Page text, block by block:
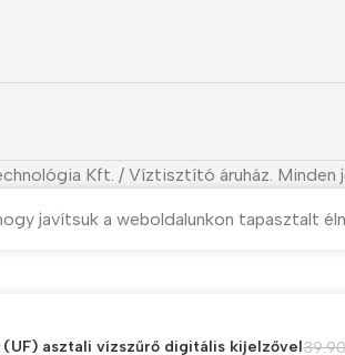
Kft. / Víztisztító áruház. Minden
javítsuk a weboldalunkon tapasztalt
(UF) asztali vízszűrő digitális kijelzővel